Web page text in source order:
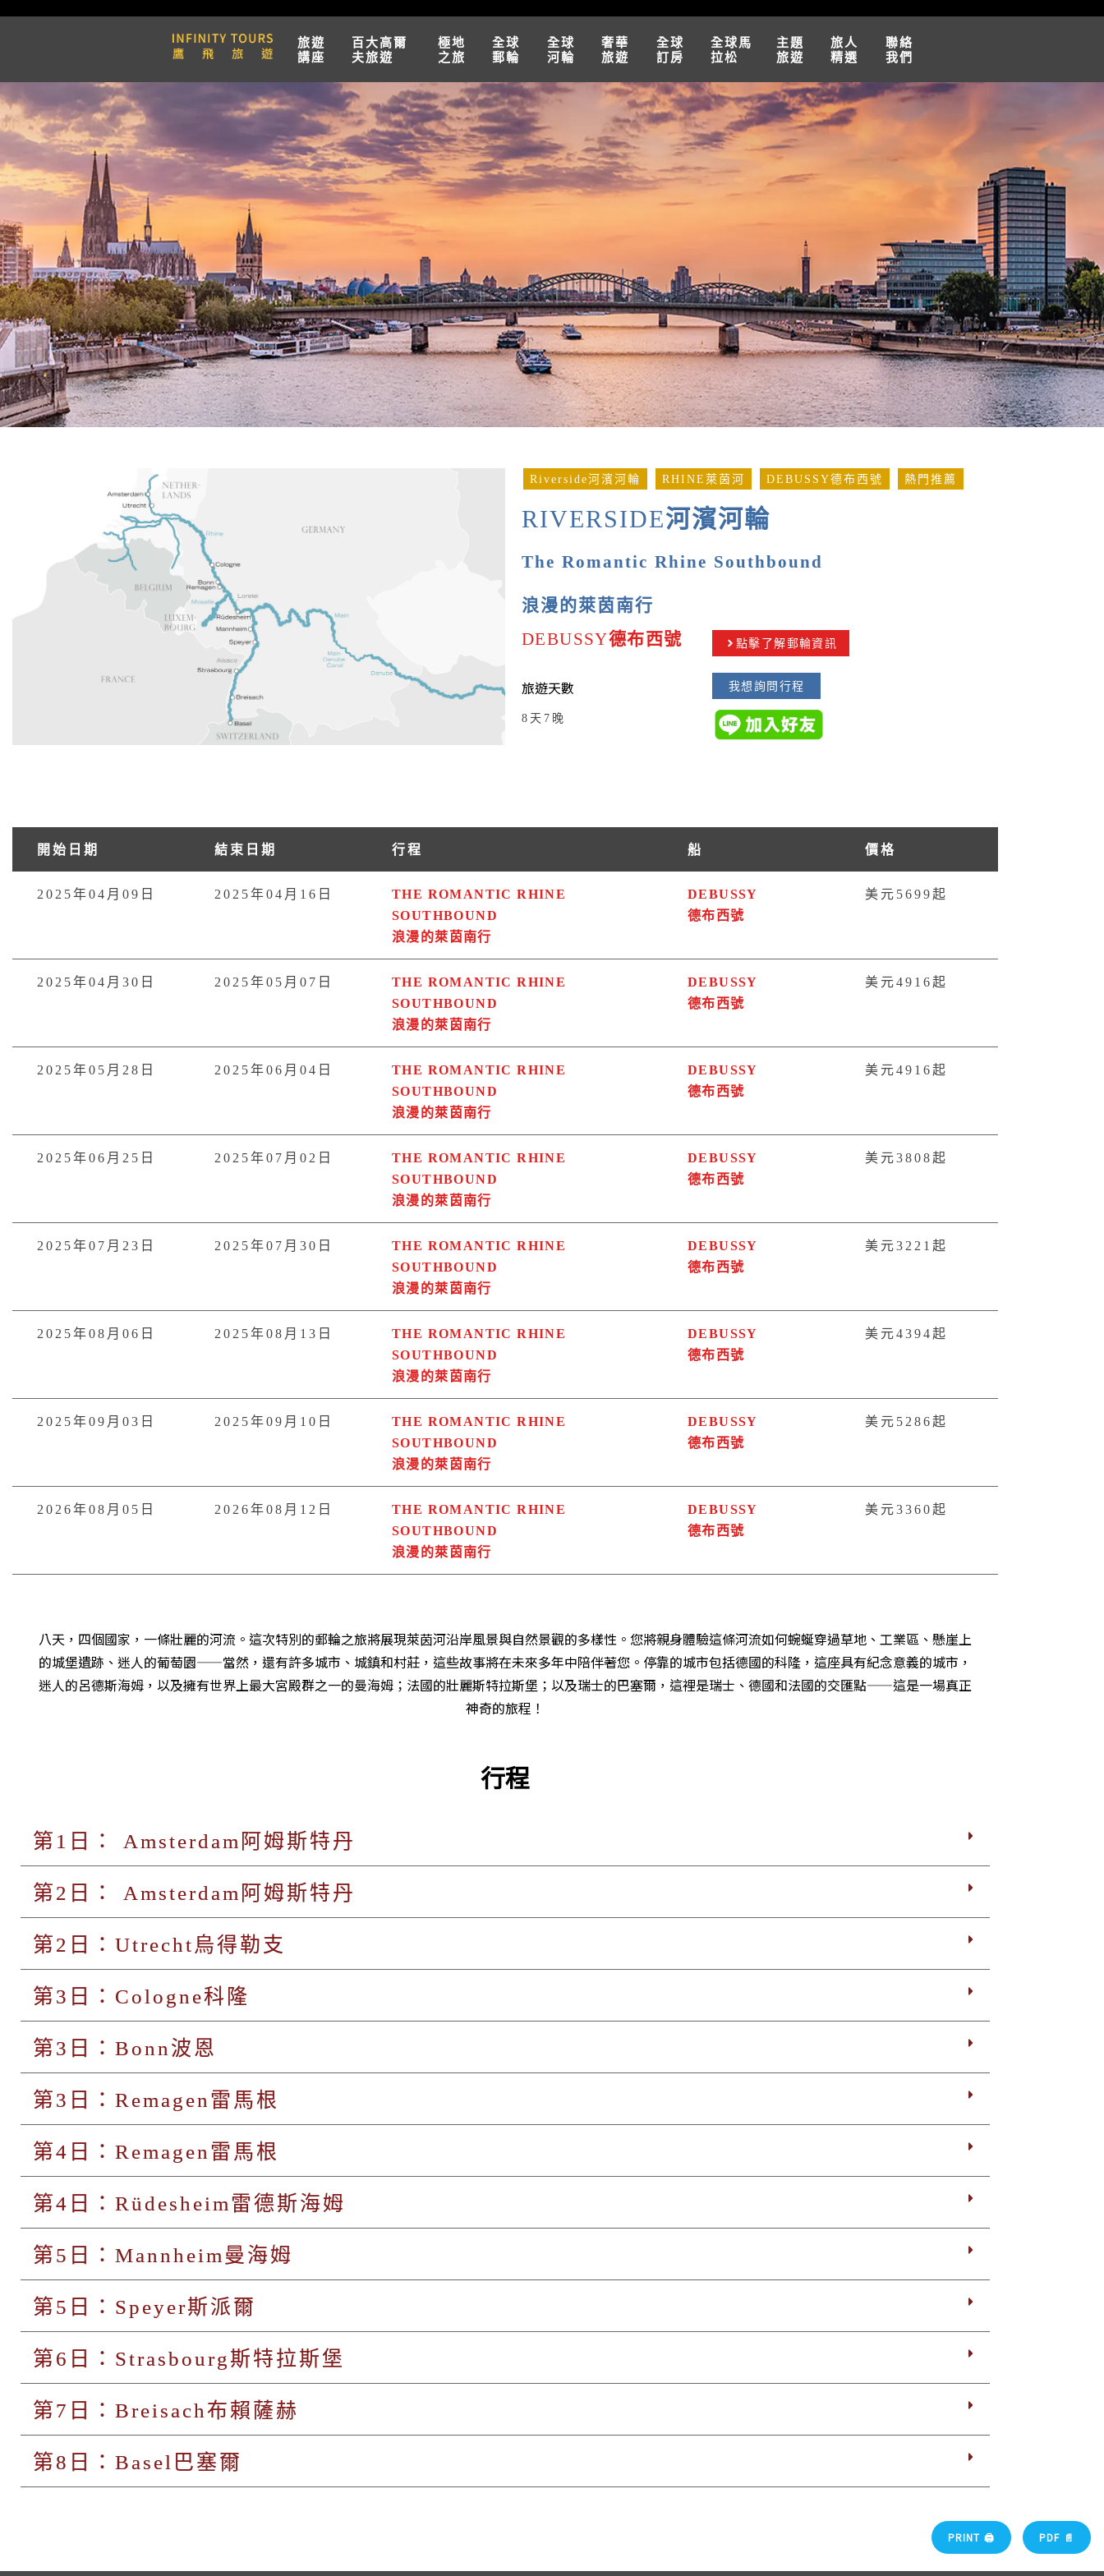
旅遊
講座
百大高爾
夫旅遊
極地
之旅
全球
郵輪
全球
河輪
奢華
旅遊
全球
訂房
全球馬
拉松
主題
旅遊
旅人
精選
聯絡
我們
Riverside河濱河輪 RHINE萊茵河 DEBUSSY德布西號 熱門推薦
RIVERSIDE河濱河輪
The Romantic Rhine Southbound
浪漫的萊茵南行
DEBUSSY德布西號 點擊了解郵輪資訊
旅遊天數
8天7晚
我想詢問行程
開始日期 結束日期 行程 船 價格
2025年04月09日 2025年04月16日
THE ROMANTIC RHINE
SOUTHBOUND
浪漫的萊茵南行
DEBUSSY
德布西號
美元5699起
2025年04月30日 2025年05月07日
THE ROMANTIC RHINE
SOUTHBOUND
浪漫的萊茵南行
DEBUSSY
德布西號
美元4916起
2025年05月28日 2025年06月04日
THE ROMANTIC RHINE
SOUTHBOUND
浪漫的萊茵南行
DEBUSSY
德布西號
美元4916起
2025年06月25日 2025年07月02日
THE ROMANTIC RHINE
SOUTHBOUND
浪漫的萊茵南行
DEBUSSY
德布西號
美元3808起
2025年07月23日 2025年07月30日
THE ROMANTIC RHINE
SOUTHBOUND
浪漫的萊茵南行
DEBUSSY
德布西號
美元3221起
2025年08月06日 2025年08月13日
THE ROMANTIC RHINE
SOUTHBOUND
浪漫的萊茵南行
DEBUSSY
德布西號
美元4394起
2025年09月03日 2025年09月10日
THE ROMANTIC RHINE
SOUTHBOUND
浪漫的萊茵南行
DEBUSSY
德布西號
美元5286起
2026年08月05日 2026年08月12日
THE ROMANTIC RHINE
SOUTHBOUND
浪漫的萊茵南行
DEBUSSY
德布西號
美元3360起
八天，四個國家，一條壯麗的河流。這次特別的郵輪之旅將展現萊茵河沿岸風景與自然景觀的多樣性。您將親身體驗這條河流如何蜿蜒穿過草地、工業區、懸崖上
的城堡遺跡、迷人的葡萄園——當然，還有許多城市、城鎮和村莊，這些故事將在未來多年中陪伴著您。停靠的城市包括德國的科隆，這座具有紀念意義的城市，
迷人的呂德斯海姆，以及擁有世界上最大宮殿群之一的曼海姆；法國的壯麗斯特拉斯堡；以及瑞士的巴塞爾，這裡是瑞士、德國和法國的交匯點——這是一場真正
神奇的旅程！
行程
第1日： Amsterdam阿姆斯特丹
第2日： Amsterdam阿姆斯特丹
第2日：Utrecht烏得勒支
第3日：Cologne科隆
第3日：Bonn波恩
第3日：Remagen雷馬根
第4日：Remagen雷馬根
第4日：Rüdesheim雷德斯海姆
第5日：Mannheim曼海姆
第5日：Speyer斯派爾
第6日：Strasbourg斯特拉斯堡
第7日：Breisach布賴薩赫
第8日：Basel巴塞爾
PRINT 🖨 PDF 📄